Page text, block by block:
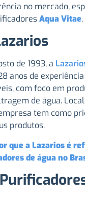
no mercado,
Aqua Vitae.
de 1993, a
anos de
com foco em
de água.
tem como
produtos.
que a Lazarios é
de água no